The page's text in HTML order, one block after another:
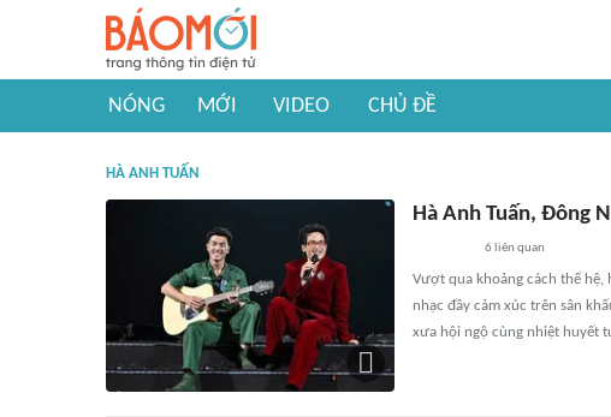
NÓNG MỚI VIDEO CHỦ ĐỀ
HÀ ANH TUẤN
Hà Anh Tuấn, Đông
6 liên quan
Vượt qua khoảng cách thế
nhạc đầy cảm xúc trên sân
xưa hội ngộ cùng nhiệt huyết